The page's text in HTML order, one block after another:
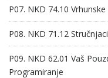
P07. NKD 74.10
P08. NKD 71.12
P09. NKD 62.01 Vaš
Programiranje